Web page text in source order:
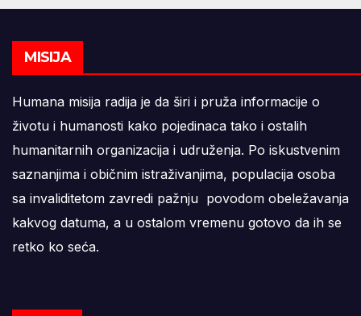
MISIJA
Humana misija radija je da širi i pruža informacije o
životu i humanosti kako pojedinaca tako i ostalih
humanitarnih organizacija i udruženja. Po iskustvenim
saznanjima i običnim istraživanjima, populacija osoba
sa invaliditetom zavredi pažnju povodom obeležavanja
kakvog datuma, a u ostalom vremenu gotovo da ih se
retko ko seća.